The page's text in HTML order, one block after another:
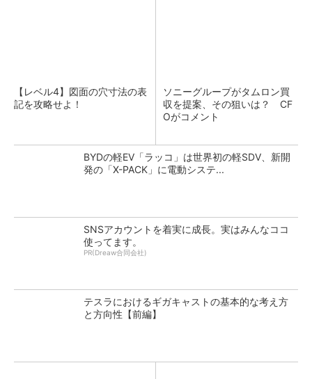
【レベル4】図面の穴寸法の表
記を攻略せよ！
ソニーグループがタムロン買
収を提案、その狙いは？ CF
Oがコメント
BYDの軽EV「ラッコ」は世界初の軽SDV、新開
発の「X-PACK」に電動システ...
SNSアカウントを着実に成長。実はみんなココ
使ってます。
PR(Dreaw合同会社)
テスラにおけるギガキャストの基本的な考え方
と方向性【前編】